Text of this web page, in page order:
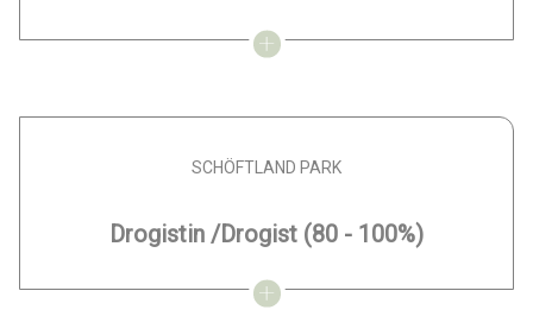
SCHÖFTLAND PARK
Drogistin /Drogist (80 - 100%)